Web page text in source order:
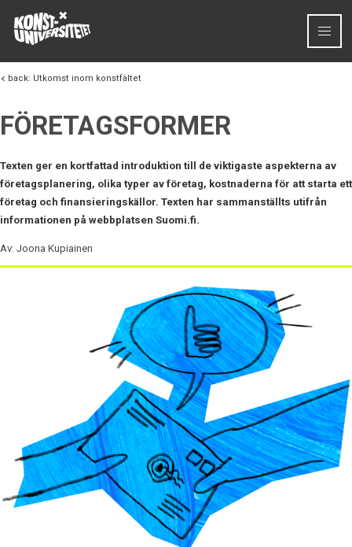
Skip to content
back: Utkomst inom konstfältet
FÖRETAGSFORMER
Texten ger en kortfattad introduktion till de viktigaste aspekterna av
företagsplanering, olika typer av företag, kostnaderna för att starta ett
företag och finansieringskällor. Texten har sammanställts utifrån
informationen på webbplatsen Suomi.fi.
Av: Joona Kupiainen